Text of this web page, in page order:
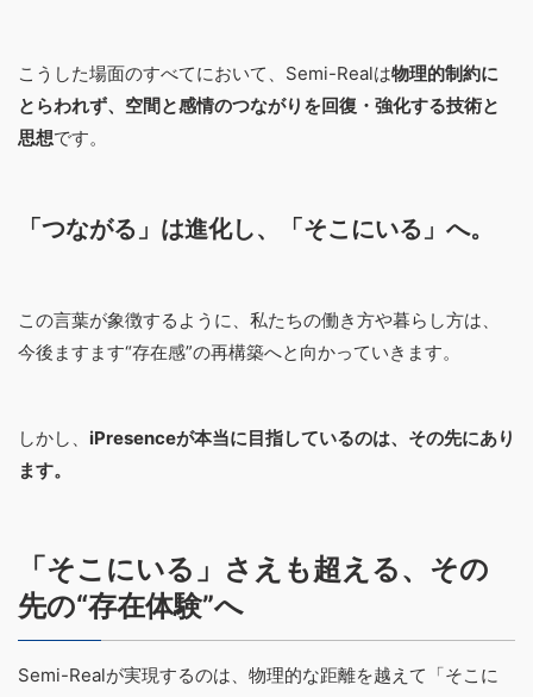
こうした場面のすべてにおいて、Semi-Realは物理的制約に
とらわれず、空間と感情のつながりを回復・強化する技術と
思想です。
「つながる」は進化し、「そこにいる」へ。
この言葉が象徴するように、私たちの働き方や暮らし方は、
今後ますます“存在感”の再構築へと向かっていきます。
しかし、 iPresenceが本当に目指しているのは、その先にあり
ます。
「そこにいる」さえも超える、その
先の“存在体験”へ
Semi-Realが実現するのは、物理的な距離を越えて「そこに